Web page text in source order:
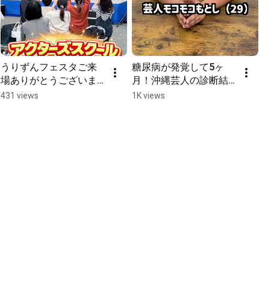
うりずんフェスタご来
場ありがとうございま
した✨アクターズの皆様
431 views
糖尿病が発覚して5ヶ
月！沖縄芸人の診断結
果は！？#沖縄 #沖縄県
1K views